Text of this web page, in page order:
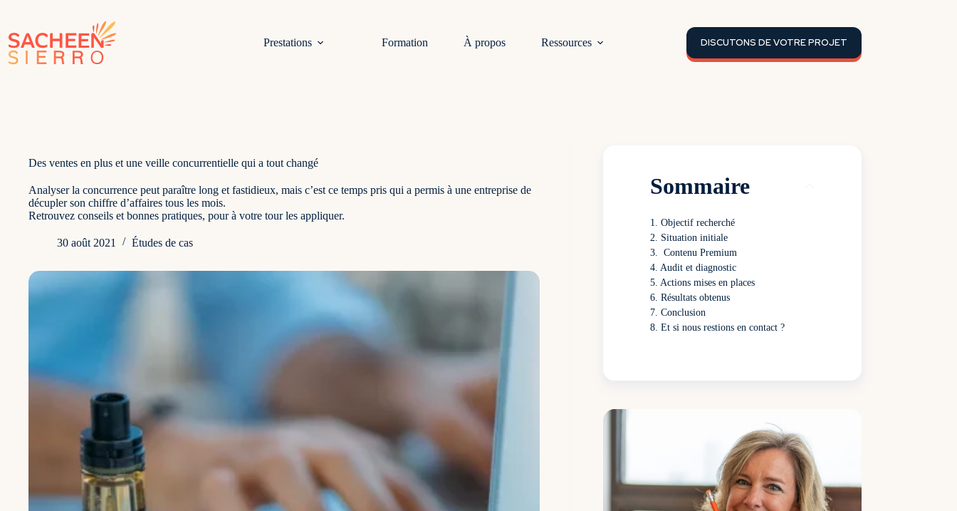
contenu
Prestations
Formation À propos Ressources DISCUTONS DE VOTRE PROJET
Des ventes en plus et une veille concurrentielle qui a tout changé
Analyser la concurrence peut paraître long et fastidieux, mais c’est ce temps pris qui a permis à une entreprise de
décupler son chiffre d’affaires tous les mois.
Retrouvez conseils et bonnes pratiques, pour à votre tour les appliquer.
30 août 2021 Études de cas
Sommaire
Objectif recherché
Situation initiale
Contenu Premium
Audit et diagnostic
Actions mises en places
Résultats obtenus
Conclusion
Et si nous restions en contact ?